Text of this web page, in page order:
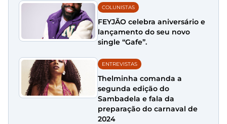
COLUNISTAS
FEYJÃO celebra aniversário e
lançamento do seu novo
single “Gafe”.
ENTREVISTAS
Thelminha comanda a
segunda edição do
Sambadela e fala da
preparação do carnaval de
2024